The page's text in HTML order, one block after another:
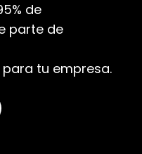
de
parte de
tu empresa.